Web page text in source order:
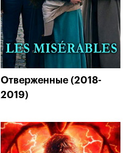
Отверженные (2018-
2019)